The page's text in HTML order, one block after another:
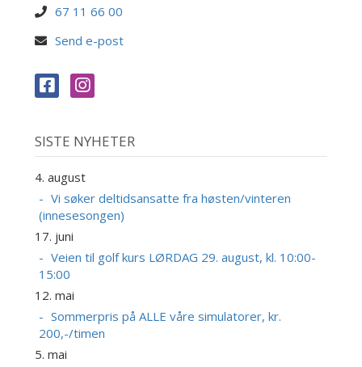
67 11 66 00
Send e-post
SISTE NYHETER
4. august
Vi søker deltidsansatte fra høsten/vinteren
(innesesongen)
17. juni
Veien til golf kurs LØRDAG 29. august, kl. 10:00-
15:00
12. mai
Sommerpris på ALLE våre simulatorer, kr.
200,-/timen
5. mai